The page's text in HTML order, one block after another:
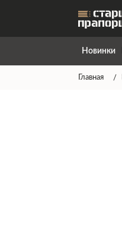
Новинки
Главная